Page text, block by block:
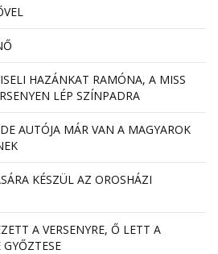
HAZÁNKAT RAMÓNA, A MISS
LÉP SZÍNPADRA
AUTÓJA MÁR VAN A MAGYAROK
KÉSZÜL AZ OROSHÁZI
A VERSENYRE, Ő LETT A